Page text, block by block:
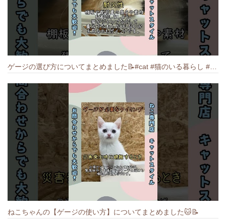
ねこちゃんの【ゲージの使い方】についてまとめました️🐱📝